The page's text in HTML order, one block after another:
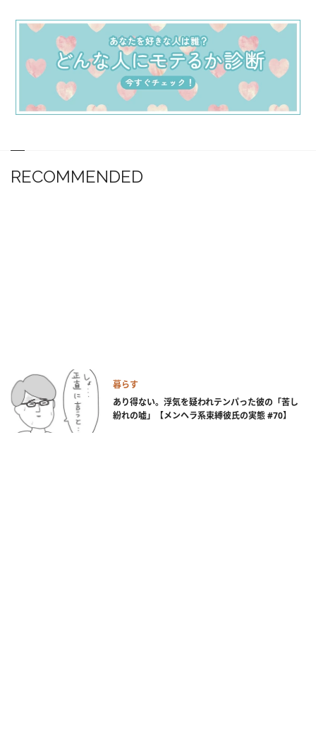
RECOMMENDED
暮らす
あり得ない。浮気を疑われテンパった彼の「苦し
紛れの嘘」【メンヘラ系束縛彼氏の実態 #70】